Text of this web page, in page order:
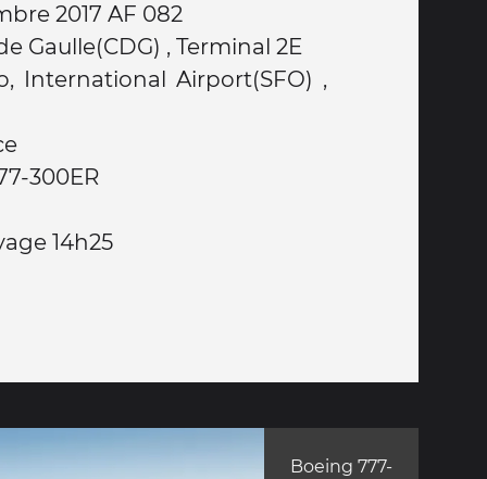
2017 AF 082
Gaulle(CDG) , Terminal 2E
International Airport(SFO) ,
300ER
14h25
Boeing 777-